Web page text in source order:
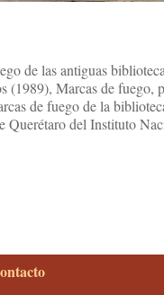
de las antiguas
(1989), Marcas de fuego,
de fuego de la
Querétaro del Instituto